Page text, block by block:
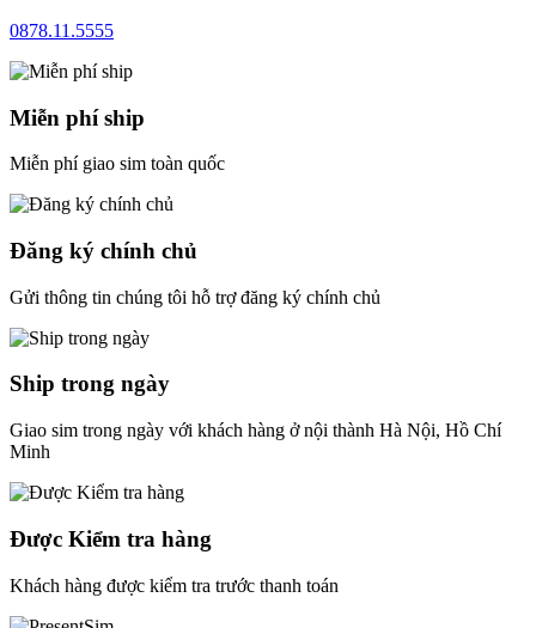
0878.11.5555
Miễn phí ship
Miễn phí giao sim toàn quốc
Đăng ký chính chủ
Gửi thông tin chúng tôi hỗ trợ đăng ký chính chủ
Ship trong ngày
Giao sim trong ngày với khách hàng ở nội thành Hà Nội, Hồ Chí
Minh
Được Kiểm tra hàng
Khách hàng được kiểm tra trước thanh toán